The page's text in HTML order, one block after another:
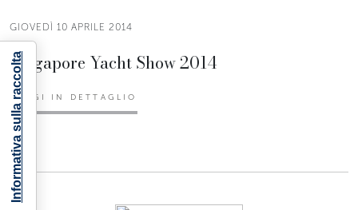
GIOVEDÌ 10 APRILE 2014
Singapore Yacht Show 2014
LEGGI IN DETTAGLIO
Informativa sulla raccolta